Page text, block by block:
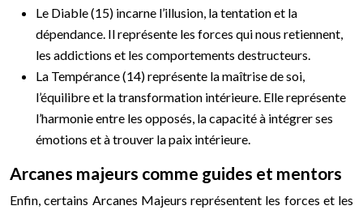
Le Diable (15) incarne l’illusion, la tentation et la
dépendance. Il représente les forces qui nous retiennent,
les addictions et les comportements destructeurs.
La Tempérance (14) représente la maîtrise de soi,
l’équilibre et la transformation intérieure. Elle représente
l’harmonie entre les opposés, la capacité à intégrer ses
émotions et à trouver la paix intérieure.
Arcanes majeurs comme guides et mentors
Enfin, certains Arcanes Majeurs représentent les forces et les